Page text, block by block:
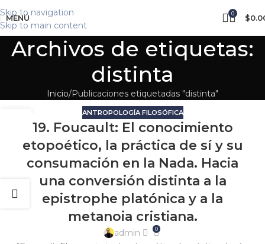
Skip to navigation
Skip to main content
MENÚ 0 $
Archivos de etiquetas:
distinta
Inicio Publicaciones etiquetadas "distinta"
ANTROPOLOGÍA FILOSÓFICA
19. Foucault: El conocimiento
etopoético, la práctica de sí y su
consumación en la Nada. Hacia
una conversión distinta a la
epistrophe platónica y a la
metanoia cristiana.
admin 0